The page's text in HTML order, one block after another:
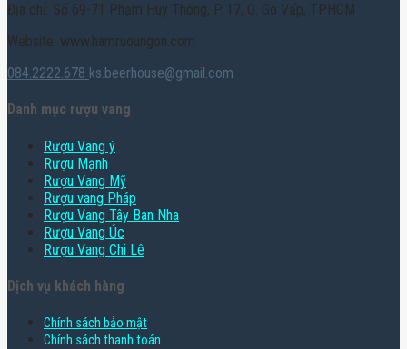
Địa chỉ: Số 69-71 Phạm Huy Thông, P. 17, Q. Gò Vấp, TPHCM
Website: www.hamruoungon.com
084.2222.678 ks.beerhouse@gmail.com
Danh mục rượu vang
Rượu Vang ý
Rượu Mạnh
Rượu Vang Mỹ
Rượu vang Pháp
Rượu Vang Tây Ban Nha
Rượu Vang Úc
Rượu Vang Chi Lê
Dịch vụ khách hàng
Chính sách bảo mật
Chính sách thanh toán